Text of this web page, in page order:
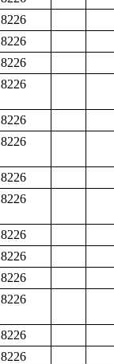
8226
8226
8226
8226
8226
8226
8226
8226
8226
8226
8226
8226
8226
8226